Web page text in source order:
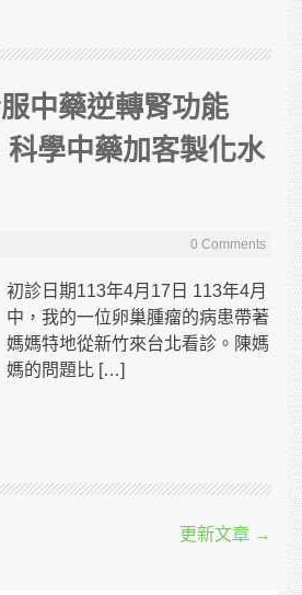
中藥逆轉腎功能
學中藥加客製化水
0 Comments
初診日期113年4月17日 113年4月
中，我的一位卵巢腫瘤的病患帶著
媽媽特地從新竹來台北看診。陳媽
媽的問題比 […]
更新文章 →